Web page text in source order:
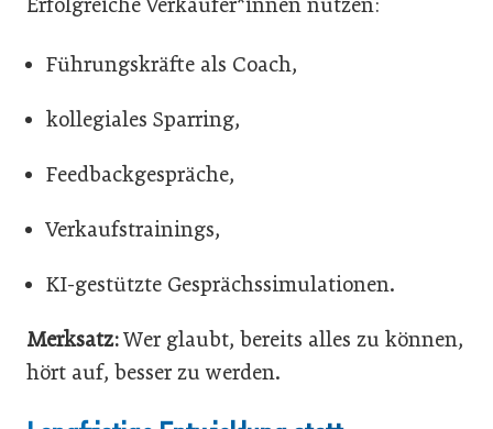
Führungskräfte als Coach,
kollegiales Sparring,
Feedbackgespräche,
Verkaufstrainings,
KI-gestützte Gesprächssimulationen.
Merksatz:Wer glaubt, bereits alles zu können,
hört auf, besser zu werden.